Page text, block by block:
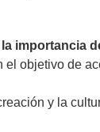
importancia
objetivo de
y la